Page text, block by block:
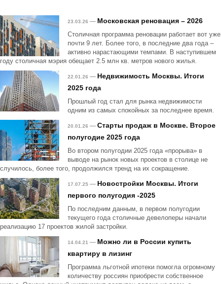
23.03.26 — Московская реновация – 2026
Столичная программа реновации работает вот уже
почти 9 лет. Более того, в последние два года –
активно нарастающими темпами. В наступившем
году столичная мэрия обещает 2.5 млн кв. метров нового жилья.
22.01.26 — Недвижимость Москвы. Итоги
2025 года
Прошлый год стал для рынка недвижимости
одним из самых спокойных за последнее время.
20.01.26 — Старты продаж в Москве. Второе
полугодие 2025 года
Во втором полугодии 2025 года «прорыва» в
выводе на рынок новых проектов в столице не
случилось, более того, продолжился тренд на их сокращение.
17.07.25 — Новостройки Москвы. Итоги
первого полугодия -2025
По последним данным, в первом полугодии
текущего года столичные девелоперы начали
реализацию 17 проектов жилой застройки.
14.04.21 — Можно ли в России купить
квартиру в лизинг
Программа льготной ипотеки помогла огромному
количеству россиян приобрести собственное